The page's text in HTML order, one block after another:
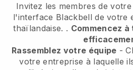
Invitez les membres de
l'interface Blackbell de votre
thaïlandaise. . Commencez
Rassemblez votre équipe -
votre entreprise à laquelle